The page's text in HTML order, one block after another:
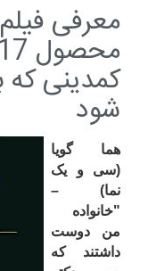
معرفی
کمدینی
شود
هما گویا
(سی و یک
نما) –
"خانواده
من دوست
داشتند که